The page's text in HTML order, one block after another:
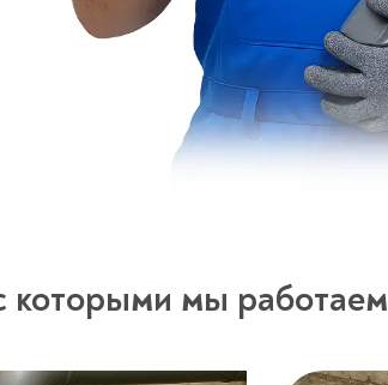
которыми мы работаем